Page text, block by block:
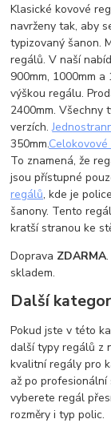
Klasické kovové
navrženy tak, aby
typizovaný šanon.
regálů. V naší
900mm, 1000mm
výškou regálu.
2400mm. Všechny
verzích.
350mm.
To znamená, že
jsou přístupné
regálů, kde je
šanony. Tento
kratší stranou ke
Doprava ZDARMA
skladem.
Další
Pokud jste v této
další typy regálů z
kvalitní regály pro
až po profesionální
vyberete regál
rozměry i typ polic.